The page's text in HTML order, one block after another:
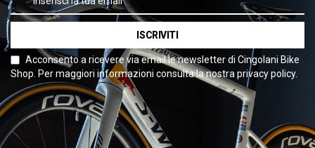
ISCRIVITI
Acconsento a ricevere via email le newsletter di Cingolani Bike
Shop. Per maggiori informazioni consulta la nostra privacy policy.